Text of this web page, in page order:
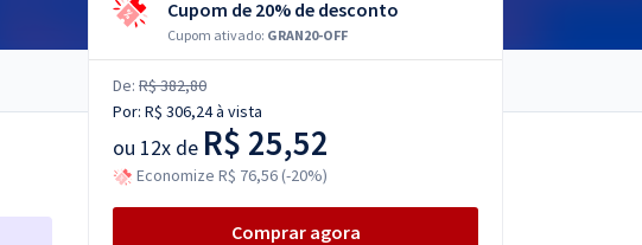
Cupom de 20% de desconto
Cupom ativado: GRAN20-OFF
De: R$ 382,80
Por: R$ 306,24à vista
ou 12x de R$ 25,52
Economize R$ 76,56 (-20%)
Comprar agora